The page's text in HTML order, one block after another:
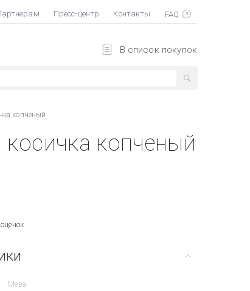
Пресс-центр Контакты
В список покупок
копченый
копченый
Мера